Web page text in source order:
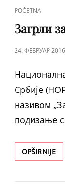
CAT
LINKS
POČETNA
Загрли
POSTED
24. ФЕБРУАР
Србије
називом
подизање
OPŠIRNIJE
ЗА